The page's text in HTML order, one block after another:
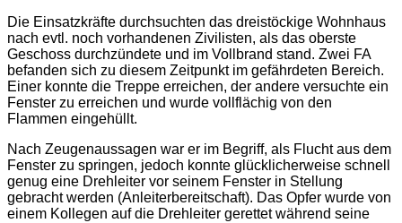
Die Einsatzkräfte durchsuchten das dreistöckige Wohnhaus
nach evtl. noch vorhandenen Zivilisten, als das oberste
Geschoss durchzündete und im Vollbrand stand. Zwei FA
befanden sich zu diesem Zeitpunkt im gefährdeten Bereich.
Einer konnte die Treppe erreichen, der andere versuchte ein
Fenster zu erreichen und wurde vollflächig von den
Flammen eingehüllt.
Nach Zeugenaussagen war er im Begriff, als Flucht aus dem
Fenster zu springen, jedoch konnte glücklicherweise schnell
genug eine Drehleiter vor seinem Fenster in Stellung
gebracht werden (Anleiterbereitschaft). Das Opfer wurde von
einem Kollegen auf die Drehleiter gerettet während seine